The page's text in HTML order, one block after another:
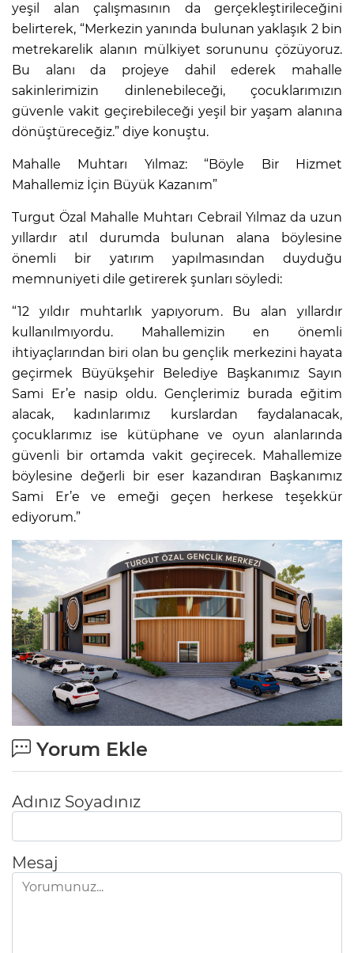
yeşil alan çalışmasının da gerçekleştirileceğini
belirterek, “Merkezin yanında bulunan yaklaşık 2 bin
metrekarelik alanın mülkiyet sorununu çözüyoruz.
Bu alanı da projeye dahil ederek mahalle
sakinlerimizin dinlenebileceği, çocuklarımızın
güvenle vakit geçirebileceği yeşil bir yaşam alanına
dönüştüreceğiz.” diye konuştu.
Mahalle Muhtarı Yılmaz: “Böyle Bir Hizmet
Mahallemiz İçin Büyük Kazanım”
Turgut Özal Mahalle Muhtarı Cebrail Yılmaz da uzun
yıllardır atıl durumda bulunan alana böylesine
önemli bir yatırım yapılmasından duyduğu
memnuniyeti dile getirerek şunları söyledi:
“12 yıldır muhtarlık yapıyorum. Bu alan yıllardır
kullanılmıyordu. Mahallemizin en önemli
ihtiyaçlarından biri olan bu gençlik merkezini hayata
geçirmek Büyükşehir Belediye Başkanımız Sayın
Sami Er’e nasip oldu. Gençlerimiz burada eğitim
alacak, kadınlarımız kurslardan faydalanacak,
çocuklarımız ise kütüphane ve oyun alanlarında
güvenli bir ortamda vakit geçirecek. Mahallemize
böylesine değerli bir eser kazandıran Başkanımız
Sami Er’e ve emeği geçen herkese teşekkür
ediyorum.”
Yorum Ekle
Adınız Soyadınız
Mesaj